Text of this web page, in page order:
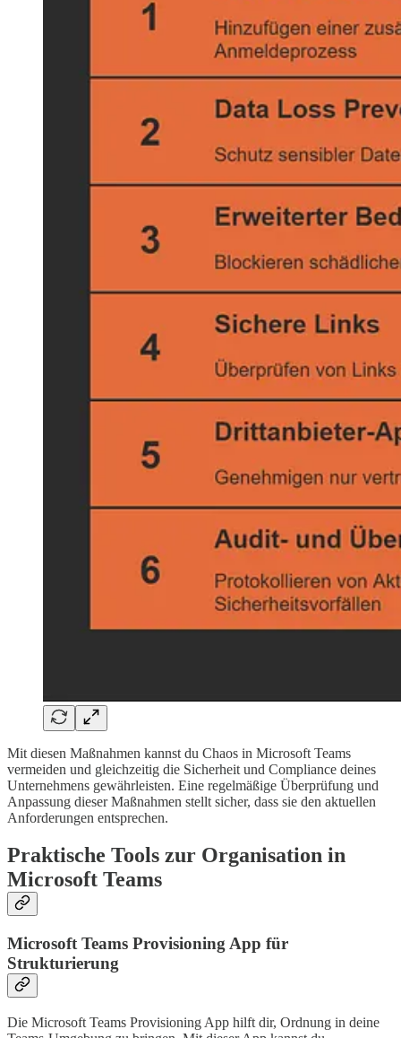
Mit diesen Maßnahmen kannst du Chaos in Microsoft Teams
vermeiden und gleichzeitig die Sicherheit und Compliance deines
Unternehmens gewährleisten. Eine regelmäßige Überprüfung und
Anpassung dieser Maßnahmen stellt sicher, dass sie den aktuellen
Anforderungen entsprechen.
Praktische Tools zur Organisation in
Microsoft Teams
Microsoft Teams Provisioning App für
Strukturierung
Die Microsoft Teams Provisioning App hilft dir, Ordnung in deine